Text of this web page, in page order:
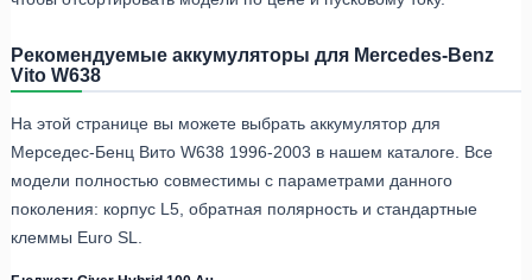
Рекомендуемые аккумуляторы для Mercedes-Benz
Vito W638
На этой странице вы можете выбрать аккумулятор для
Мерседес-Бенц Вито W638 1996-2003 в нашем каталоге. Все
модели полностью совместимы с параметрами данного
поколения: корпус L5, обратная полярность и стандартные
клеммы Euro SL.